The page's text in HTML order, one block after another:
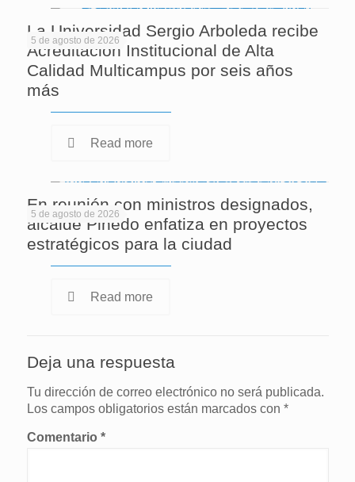
5 de agosto de 2026
La Universidad Sergio Arboleda recibe
Acreditación Institucional de Alta
Calidad Multicampus por seis años
más
Read more
5 de agosto de 2026
En reunión con ministros designados,
alcalde Pinedo enfatiza en proyectos
estratégicos para la ciudad
Read more
Deja una respuesta
Tu dirección de correo electrónico no será publicada.
Los campos obligatorios están marcados con *
Comentario *